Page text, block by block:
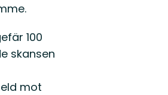
100
skansen
mot